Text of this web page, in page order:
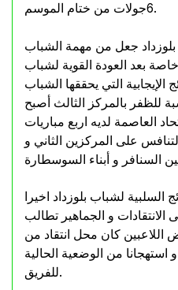
6جولات من ختام الموسم.
جعل من مهمة الشباب
بعد العودة القوية لشباب
التي يحققها الشباب
للظفر بالمركز الثالث أصبح
العاصمة لديه اربع مباريات
على المركزين الثاني و
السنافر و أبناء السوسطارة
السلبية لشباب بلوزداد اخيرا
الانتقادات و الجماهير تطالب
اللاعبين كان محل انتقاد من
استهجانا من الوضعية الحالية
للفريق.